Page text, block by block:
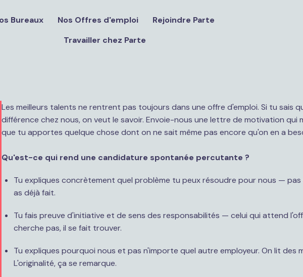
Bureaux Nos Offres d'emploi
Rejoindre Parte
Travailler chez Parte
Les meilleurs talents ne rentrent pas toujours dans une offre d'emploi. Si tu sais
différence chez nous, on veut le savoir. Envoie-nous une lettre de motivation qui
Qu'est-ce qui rend une candidature spontanée percutante ?
Tu expliques concrètement quel problème tu peux résoudre pour nous —
as déjà fait.
Tu fais preuve d'initiative et de sens des responsabilités — celui qui attend
cherche pas, il se fait trouver.
Tu expliques pourquoi nous et pas n'importe quel autre employeur. On lit des
L'originalité, ça se remarque.